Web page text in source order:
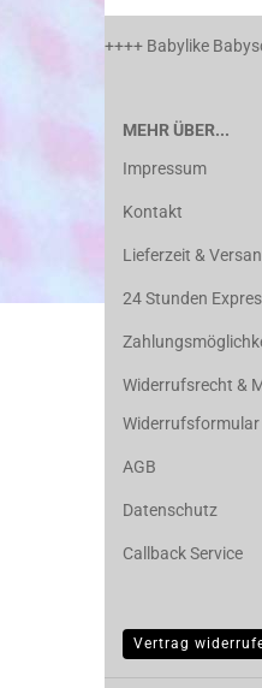
++++ Babylike
MEHR ÜBER...
Impressum
Kontakt
Lieferzeit &
24 Stunden
Widerrufsrecht &
Widerrufsformular
AGB
Datenschutz
Callback Service
Vertrag